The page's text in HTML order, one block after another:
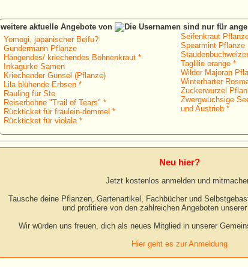
weitere aktuelle Angebote von
Yomogi, japanischer Beifu?
Gundermann Pflanze
Hängendes/ kriechendes Bohnenkraut *
Inkagurke Samen
Kriechender Günsel (Pflanze)
Lila blühende Erbsen *
Rauling für Ste
Reiserbohne "Trail of Tears" *
Rückticket für fräulein-dommel *
Rückticket für violala *
Seifenkraut
Spearmint Pflanze
Taglilie orange *
Wilder Majoran
Winterharter
Zuckerwurzel
Zwergwüchsige
und Austrieb *
Neu hier?
Jetzt kostenlos anmelden und
Tausche deine Pflanzen, Gartenartikel, Fachbücher und
und profitiere von den zahlreichen Angeboten
Wir würden uns freuen, dich als neues Mitglied in unserer
Hier geht es zur Anmeldung